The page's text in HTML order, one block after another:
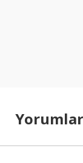
Yorumlar